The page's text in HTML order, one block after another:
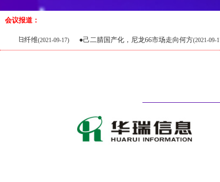
会议报道：
(2021-09-17) ●己二腈国产化，尼龙66市场走向何方(2021-09-17)